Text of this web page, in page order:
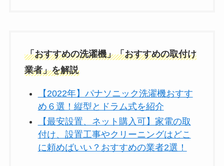
「おすすめの洗濯機」「おすすめの取付け
業者」を解説
【2022年】パナソニック洗濯機おすす
め６選！縦型とドラム式を紹介
【最安設置、ネット購入可】家電の取
付け、設置工事やクリーニングはどこ
に頼めばいい？おすすめの業者2選！